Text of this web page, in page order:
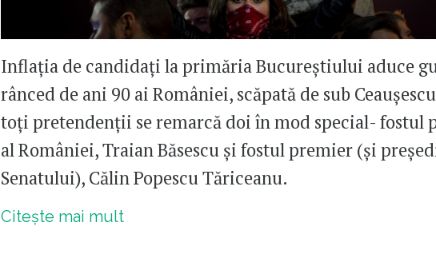
Inflația de candidați la primăria Bucureștiului aduce
rânced de ani 90 ai României, scăpată de sub
toți pretendenții se remarcă doi în mod special- fostul
al României, Traian Băsescu și fostul premier (și
Senatului), Călin Popescu Tăriceanu.
Citește mai mult